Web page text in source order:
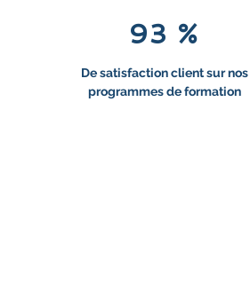
93 %
De satisfaction client sur nos
programmes de formation